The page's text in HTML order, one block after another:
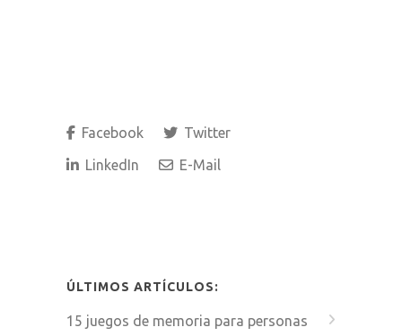
Facebook
Twitter
LinkedIn
E-Mail
ÚLTIMOS ARTÍCULOS:
15 juegos de memoria para personas